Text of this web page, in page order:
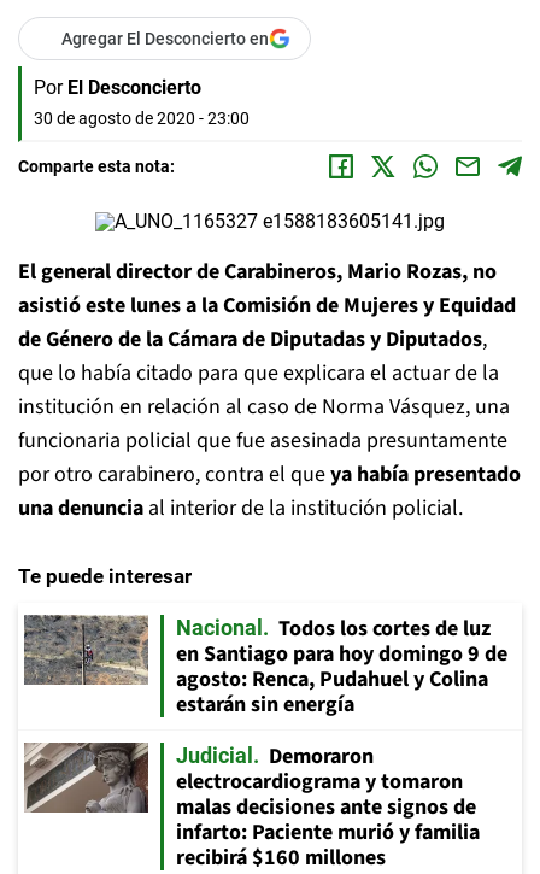
Agregar El Desconcierto en
Por El Desconcierto
30 de agosto de 2020 - 23:00
Comparte esta nota:
El general director de Carabineros, Mario Rozas, no
asistió este lunes a la Comisión de Mujeres y Equidad
de Género de la Cámara de Diputadas y Diputados,
que lo había citado para que explicara el actuar de la
institución en relación al caso de Norma Vásquez, una
funcionaria policial que fue asesinada presuntamente
por otro carabinero, contra el queya había presentado
una denuncia al interior de la institución policial.
Te puede interesar
Nacional
Todos los cortes de luz
en Santiago para hoy domingo 9 de
agosto: Renca, Pudahuel y Colina
estarán sin energía
Judicial
Demoraron
electrocardiograma y tomaron
malas decisiones ante signos de
infarto: Paciente murió y familia
recibirá $160 millones